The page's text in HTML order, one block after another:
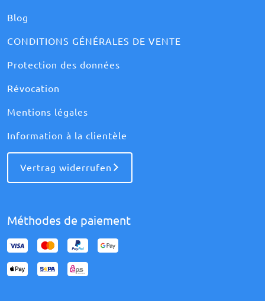
Blog
CONDITIONS GÉNÉRALES DE VENTE
Protection des données
Révocation
Mentions légales
Information à la clientèle
Vertrag widerrufen
Méthodes de paiement